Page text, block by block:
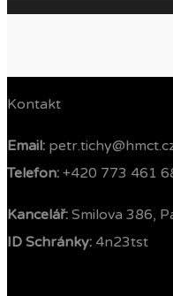
Kontakt
Email:
Telefon: ‭ +420 773 461
Kancelář: Smilova 386,
ID Schránky: 4n23tst